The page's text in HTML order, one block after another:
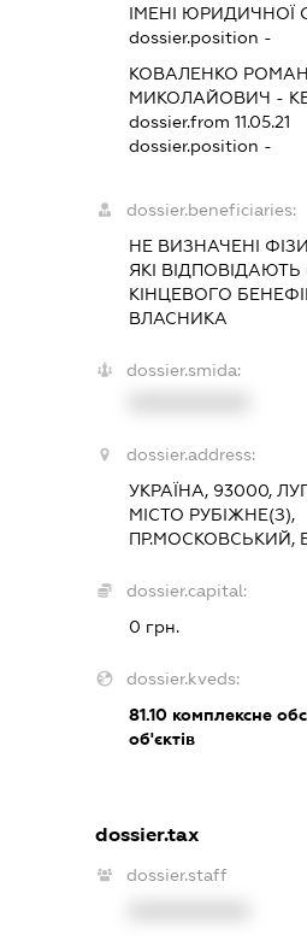
ІМЕНІ ЮРИДИЧНОЇ
dossier.position -
КОВАЛЕНКО РОМАН
МИКОЛАЙОВИЧ -
dossier.from 11.05.21
dossier.position -
dossier.beneficiaries:
НЕ ВИЗНАЧЕНІ
ЯКІ ВІДПОВІДАЮТЬ
КІНЦЕВОГО
ВЛАСНИКА
dossier.smida:
dossier.address:
УКРАЇНА, 93000,
МІСТО РУБІЖНЕ(З),
ПР.МОСКОВСЬКИЙ,
dossier.capital:
0 грн.
dossier.kveds:
81.10 комплексне
об'єктів
dossier.tax
dossier.staff